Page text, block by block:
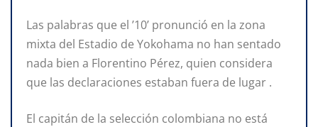
Las palabras que el ’10’ pronunció en la zona
mixta del Estadio de Yokohama no han sentado
nada bien a Florentino Pérez, quien considera
que las declaraciones estaban fuera de lugar .
El capitán de la selección colombiana no está